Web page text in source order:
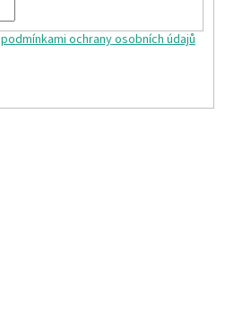
podmínkami ochrany osobních údajů